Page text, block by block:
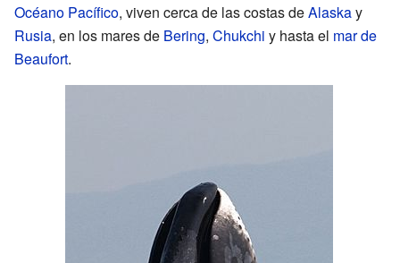
Océano Pacífico, viven cerca de las costas deAlaskay
Rusia, en los mares de Bering, Chukchi y hasta el mar de
Beaufort.